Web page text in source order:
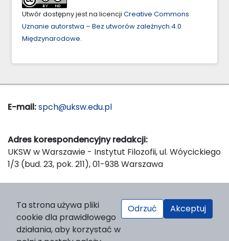
Utwór dostępny jest na licencji Creative Commons
Uznanie autorstwa – Bez utworów zależnych 4.0
Międzynarodowe.
E-mail:spch@uksw.edu.pl
Adres korespondencyjny redakcji:
UKSW w Warszawie - Instytut Filozofii, ul. Wóycickiego
1/3 (bud. 23, pok. 211), 01-938 Warszawa
Wydawnictwo Naukowe UKSW, ul. Dewajtis 5, domek
nr 2, 01-815 Warszawa
Strona WWW Wydawnictwa
Ta strona używa pliki
cookie dla prawidłowego
działania, aby korzystać w
Odrzuć Akceptuj